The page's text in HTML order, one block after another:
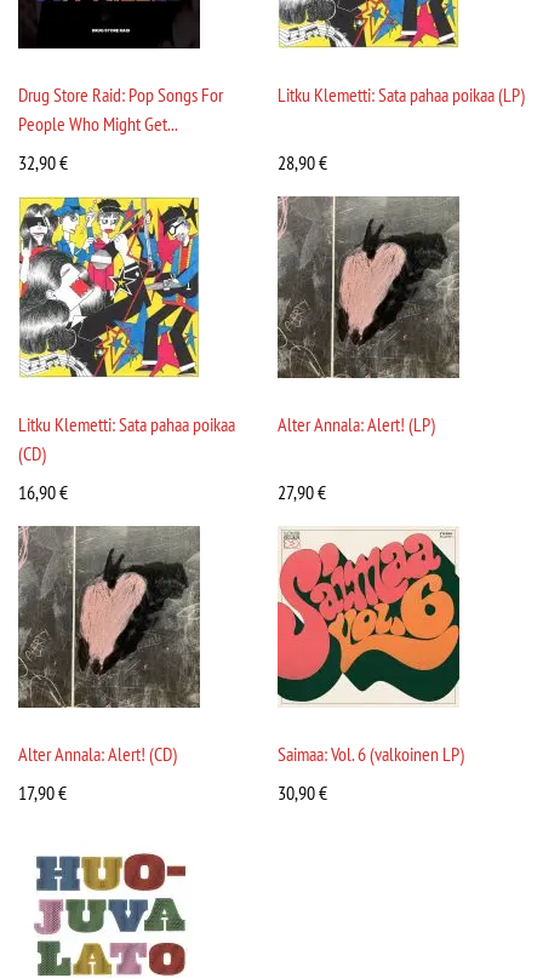
Drug Store Raid: Pop Songs For
People Who Might Get...
32,90€
Litku Klemetti: Sata pahaa poikaa (LP)
28,90€
Litku Klemetti: Sata pahaa poikaa
(CD)
16,90€
Alter Annala: Alert! (LP)
27,90€
Alter Annala: Alert! (CD)
17,90€
Saimaa: Vol. 6 (valkoinen LP)
30,90€